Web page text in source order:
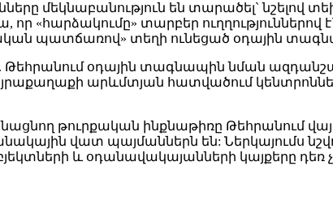
մեկնաբանություն են տարածել` նշելով
«հարձակումը» տարբեր
պատճառով» տեղի ունեցած օդային
օդային տագնապին նման
արևմտյան հատվածում
թուրքական ինքնաթիռը Թեհրանում
վատ պայմաններն են: Ներկայումս
և օդանավակայանների կայքերը դեռ